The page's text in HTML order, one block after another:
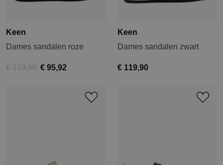
Keen
Dames sandalen roze
€ 119,90 € 95,92
Keen
Dames sandalen zwart
€ 119,90